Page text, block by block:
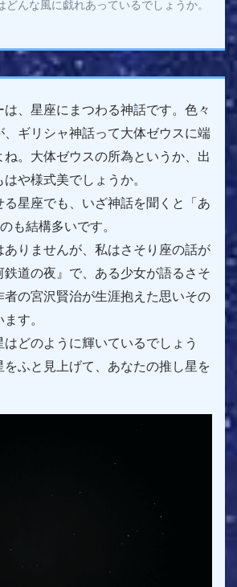
んな風に戯れあっているでしょうか。
、星座にまつわる神話です。色々
、ギリシャ神話って大体ゼウスに端
ね。大体ゼウスの所為というか、出
や様式美でしょうか。
星座でも、いざ神話を聞くと「あ
も結構多いです。
ありませんが、私はさそり座の話が
道の夜』で、ある少女が語るさそ
者の宮沢賢治が生涯抱えた思いその
す。
どのように輝いているでしょう
ふと見上げて、あなたの推し星を